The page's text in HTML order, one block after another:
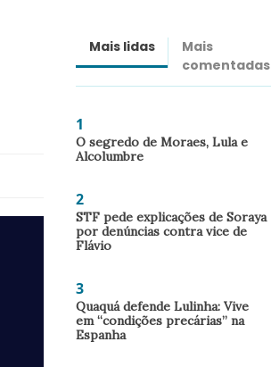
Mais lidas
Mais
comentadas
1
O segredo de Moraes, Lula e
Alcolumbre
2
STF pede explicações de Soraya
por denúncias contra vice de
Flávio
3
Quaquá defende Lulinha: Vive
em “condições precárias” na
Espanha